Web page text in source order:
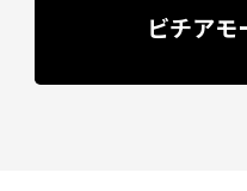
ビチア